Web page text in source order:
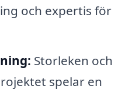
och expertis för
Storleken och
spelar en